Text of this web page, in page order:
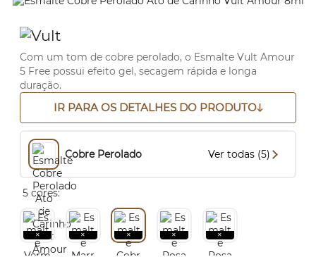
Com um tom de cobre perolado, o Esmalte Vult Amour
5 Free possui efeito gel, secagem rápida e longa
duração.
IR PARA OS DETALHES DO PRODUTO
Cobre Perolado Ver todas (5)
5 cores: